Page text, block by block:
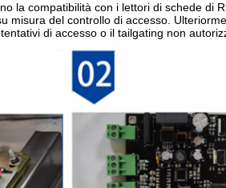
la compatibilità con i lettori di schede di
misura del controllo di accesso.
di accesso o il tailgating non